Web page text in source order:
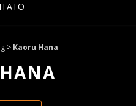
> Kaoru Hana